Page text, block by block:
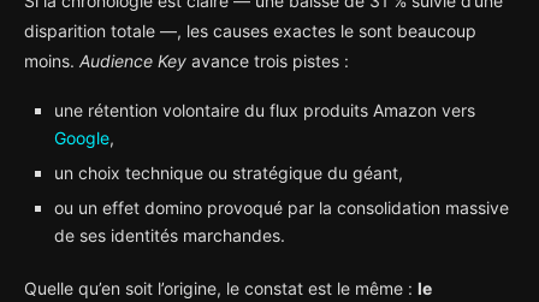
disparition totale —, les causes exactes le sont beaucoup
moins. Audience Key avance trois pistes :
une rétention volontaire du flux produits Amazon vers
Google,
un choix technique ou stratégique du géant,
ou un effet domino provoqué par la consolidation massive
de ses identités marchandes.
Quelle qu’en soit l’origine, le constat est le même : le